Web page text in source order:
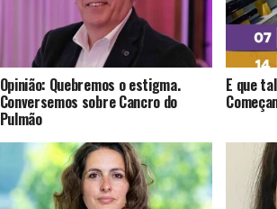
Opinião: Quebremos o estigma.
Conversemos sobre Cancro do
Pulmão
E que